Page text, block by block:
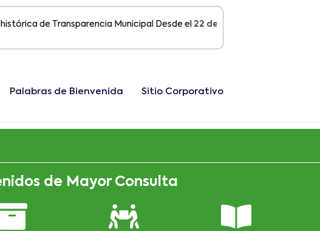
de Transparencia Municipal Desde el22 de Agosto del 2019 , nuestro
Palabras de Bienvenida Sitio Corporativo
de Mayor Consulta